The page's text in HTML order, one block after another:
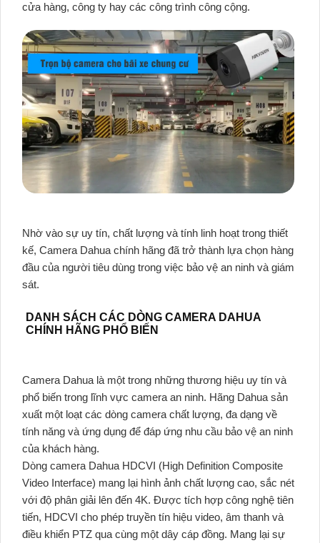
cửa hàng, công ty hay các công trình công cộng.
Nhờ vào sự uy tín, chất lượng và tính linh hoạt trong thiết
kế, Camera Dahua chính hãng đã trở thành lựa chọn hàng
đầu của người tiêu dùng trong việc bảo vệ an ninh và giám
sát.
DANH SÁCH CÁC DÒNG CAMERA DAHUA
CHÍNH HÃNG PHỔ BIẾN
Camera Dahua là một trong những thương hiệu uy tín và
phổ biến trong lĩnh vực camera an ninh. Hãng Dahua sản
xuất một loạt các dòng camera chất lượng, đa dạng về
tính năng và ứng dụng để đáp ứng nhu cầu bảo vệ an ninh
của khách hàng.
Dòng camera Dahua HDCVI (High Definition Composite
Video Interface) mang lại hình ảnh chất lượng cao, sắc nét
với độ phân giải lên đến 4K. Được tích hợp công nghệ tiên
tiến, HDCVI cho phép truyền tín hiệu video, âm thanh và
điều khiển PTZ qua cùng một dây cáp đồng. Mang lại sự